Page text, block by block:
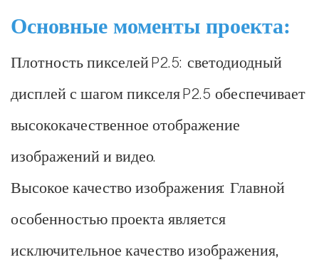
Основные моменты проекта:
Плотность пикселей P2.5: светодиодный
дисплей с шагом пикселя P2.5 обеспечивает
высококачественное отображение
изображений и видео.
Высокое качество изображения: Главной
особенностью проекта является
исключительное качество изображения,